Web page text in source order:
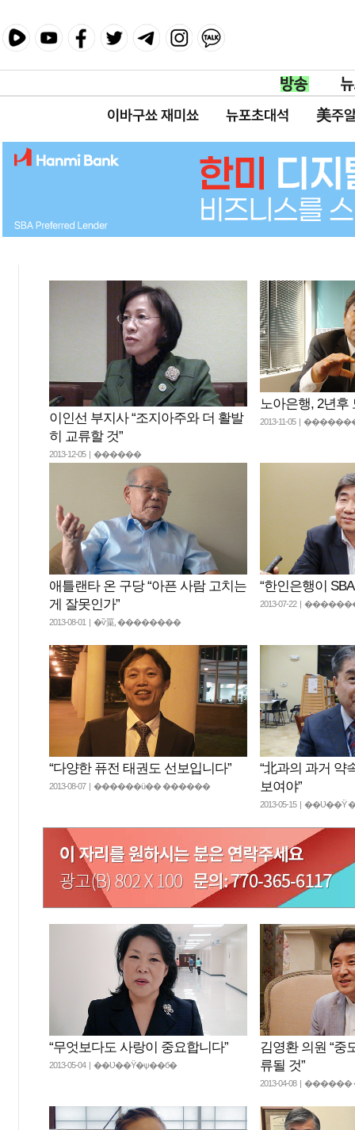
이바구쑈 재미쑈 뉴포초대석 美주
이인선 부지사 “조지아주와 더 활발
히 교류할 것”
2013-12-05 | ������
노아은행, 2년후
2013-11-05 |
애틀랜타 온 구당 “아픈 사람 고치는
게 잘못인가”
2013-08-01 | �ѷ罺, ��������
“한인은행이
2013-07-22 |
“다양한 퓨전 태권도 선보입니다”
2013-08-07 | ������ü�� ������
“北과의 과거 약
보여야”
2013-05-15 |
“무엇보다도 사랑이 중요합니다”
2013-05-04 | ��Ʋ��Ÿ�ѱ��б�
김영환 의원 “중
류될 것”
2013-04-08 |